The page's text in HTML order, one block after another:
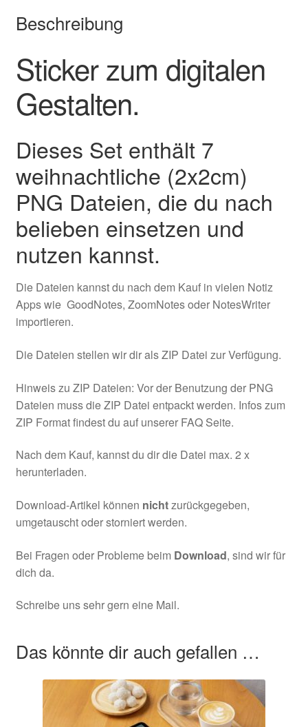
Beschreibung
Sticker zum digitalen
Gestalten.
Dieses Set enthält 7
weihnachtliche (2x2cm)
PNG Dateien, die du nach
belieben einsetzen und
nutzen kannst.
Die Dateien kannst du nach dem Kauf in vielen Notiz
Apps wie GoodNotes, ZoomNotes oder NotesWriter
importieren.
Die Dateien stellen wir dir als ZIP Datei zur Verfügung.
Hinweis zu ZIP Dateien: Vor der Benutzung der PNG
Dateien muss die ZIP Datei entpackt werden. Infos zum
ZIP Format findest du auf unserer FAQ Seite.
Nach dem Kauf, kannst du dir die Datei max. 2 x
herunterladen.
Download-Artikel können nichtzurückgegeben,
umgetauscht oder storniert werden.
Bei Fragen oder Probleme beim Download, sind wir für
dich da.
Schreibe uns sehr gern eine Mail.
Das könnte dir auch gefallen …